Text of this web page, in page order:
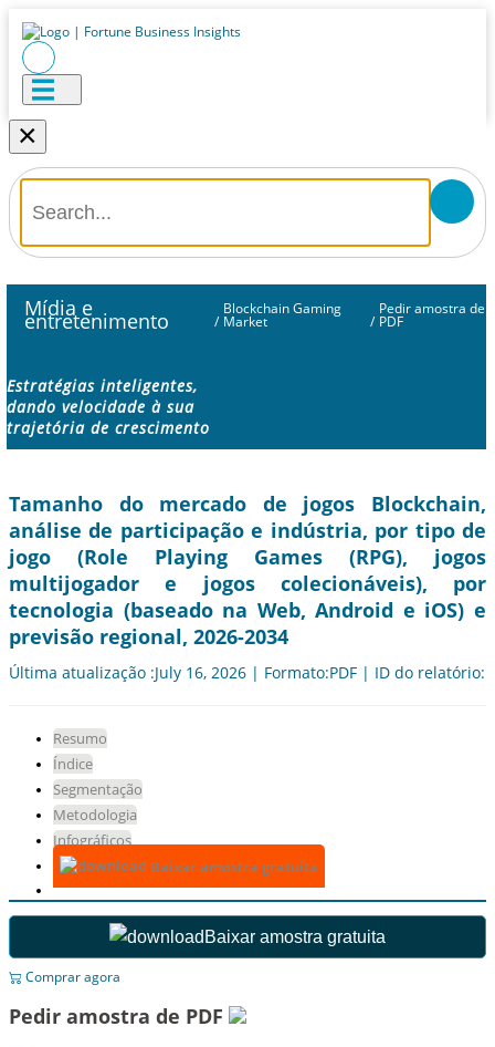
×
Mídia e
entretenimento /
Blockchain Gaming
Market /
Pedir amostra de
PDF
Estratégias inteligentes,
dando velocidade à sua
trajetória de crescimento
Tamanho do mercado de jogos Blockchain,
análise de participação e indústria, por tipo de
jogo (Role Playing Games (RPG), jogos
multijogador e jogos colecionáveis), por
tecnologia (baseado na Web, Android e iOS) e
previsão regional, 2026-2034
Última atualização :July 16, 2026 | Formato:PDF | ID do relatório:
Resumo
Índice
Segmentação
Metodologia
Infográficos
Baixar amostra gratuita
Baixar amostra gratuita
Comprar agora
Pedir amostra de PDF